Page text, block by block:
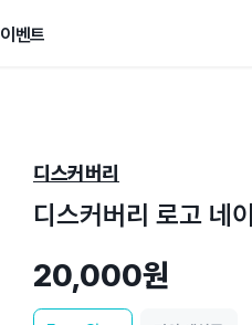
이벤트
디스커버리
디스커버리 로고 네
20,000원